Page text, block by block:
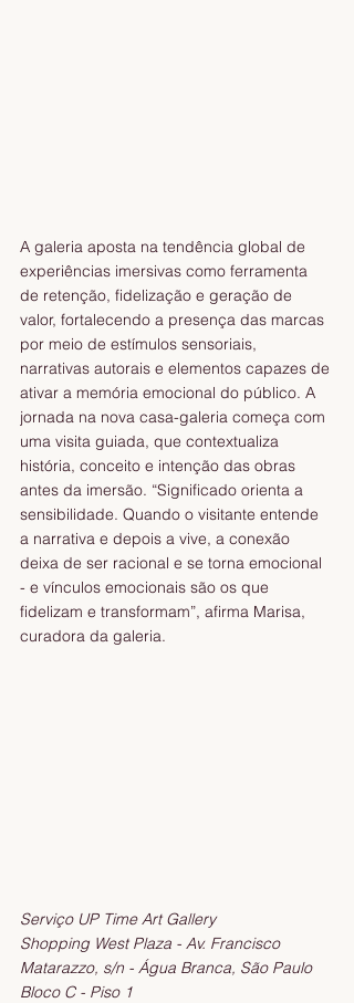
A galeria aposta na tendência global de
experiências imersivas como ferramenta
de retenção, fidelização e geração de
valor, fortalecendo a presença das marcas
por meio de estímulos sensoriais,
narrativas autorais e elementos capazes de
ativar a memória emocional do público. A
jornada na nova casa-galeria começa com
uma visita guiada, que contextualiza
história, conceito e intenção das obras
antes da imersão. “Significado orienta a
sensibilidade. Quando o visitante entende
a narrativa e depois a vive, a conexão
deixa de ser racional e se torna emocional
- e vínculos emocionais são os que
fidelizam e transformam”, afirma Marisa,
curadora da galeria.
Serviço UP Time Art Gallery
Shopping West Plaza - Av. Francisco
Matarazzo, s/n - Água Branca, São Paulo
Bloco C - Piso 1